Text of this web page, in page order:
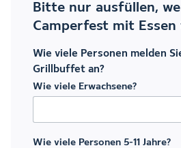
Bitte nur ausfüllen,
Camperfest mit Essen
Wie viele Personen melden
Grillbuffet an?
Wie viele Erwachsene?
Wie viele Personen 5-11 Jahre?